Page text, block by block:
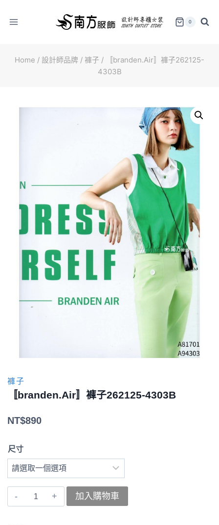
0
Home / 設計師品牌 / 褲子 /
〚branden.Air〛褲子262125-
4303B
褲子
〚branden.Air〛褲子262125-4303B
NT$890
尺寸
〚branden.Air〛加入購物車